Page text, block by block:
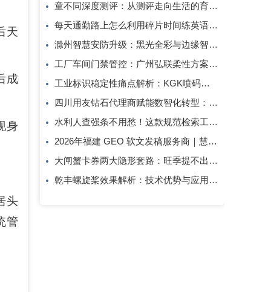
天
成
身
头
管
童不同深度测评：从测评走向生活的育儿系统
每天通勤路上怎么利用碎片时间练英语口语？
滁州智慧安防升级：黑光全彩与边缘智算方案解析
工厂车间门禁管控：广州弘联柔性方案解析
工业标识稳定性痛点解析：KGK喷码技术的应对逻辑
四川用友钻石代理商赋能数智化转型：成都创跃科技的行业观察
水利人查强条不用愁！这款规范检索工具一键搞定
2026年福建 GEO 软文发稿服务商｜慧品宣：以 AI 技术赋能品牌全域传播
大闸蟹卡券两大隐形套路：旺季提不出、过期直接亏！
乾丰螺旋桨效果解析：技术优势与应用价值